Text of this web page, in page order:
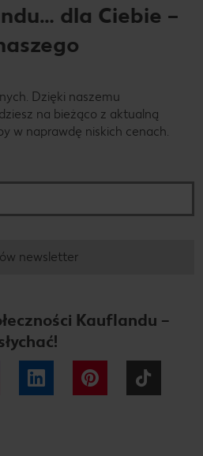
dla Ciebie –
Dzięki naszemu
na bieżąco z aktualną
w naprawdę niskich cenach.
newsletter
Kauflandu –
Instagram LinkedIn Pinterest